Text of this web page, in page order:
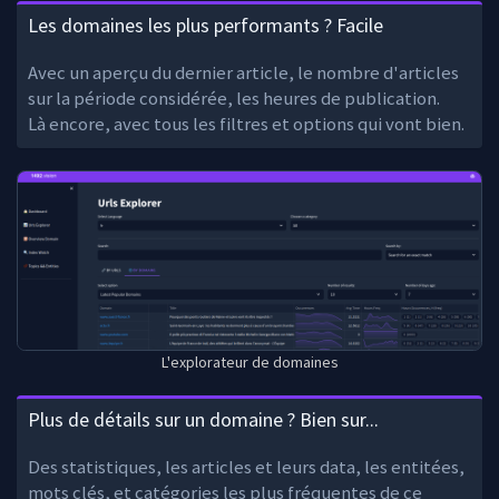
Les domaines les plus performants ? Facile
Avec un aperçu du dernier article, le nombre d'articles
sur la période considérée, les heures de publication.
Là encore, avec tous les filtres et options qui vont bien.
L'explorateur de domaines
Plus de détails sur un domaine ? Bien sur...
Des statistiques, les articles et leurs data, les entitées,
mots clés, et catégories les plus fréquentes de ce